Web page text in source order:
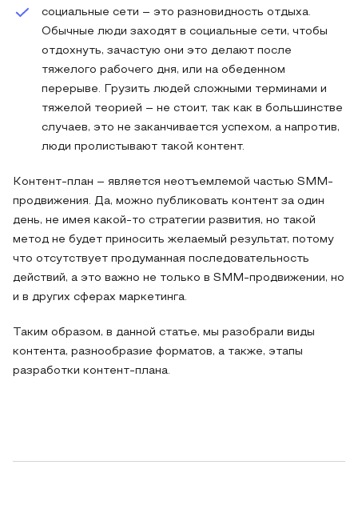
социальные сети – это разновидность отдыха.
Обычные люди заходят в социальные сети, чтобы
отдохнуть, зачастую они это делают после
тяжелого рабочего дня, или на обеденном
перерыве. Грузить людей сложными терминами и
тяжелой теорией – не стоит, так как в большинстве
случаев, это не заканчивается успехом, а напротив,
люди пролистывают такой контент.
Контент-план – является неотъемлемой частью SMM-
продвижения. Да, можно публиковать контент за один
день, не имея какой-то стратегии развития, но такой
метод не будет приносить желаемый результат, потому
что отсутствует продуманная последовательность
действий, а это важно не только в SMM-продвижении, но
и в других сферах маркетинга.
Таким образом, в данной статье, мы разобрали виды
контента, разнообразие форматов, а также, этапы
разработки контент-плана.